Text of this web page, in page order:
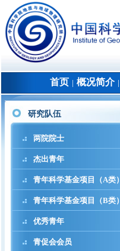
首页 概况简介│
研究队伍
两院院士
杰出青年
青年科学基金项目（A类）
青年科学基金项目（B类）
优秀青年
青促会会员